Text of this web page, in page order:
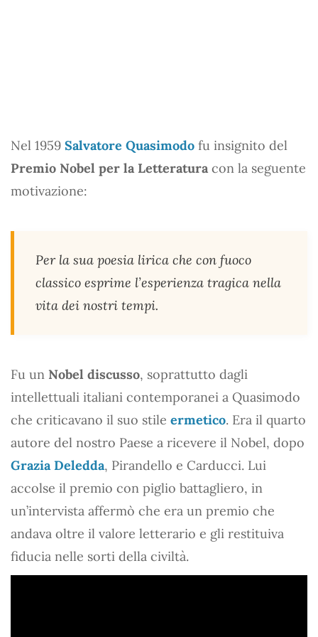
Nel 1959 Salvatore Quasimodo fu insignito del
Premio Nobel per la Letteratura con la seguente
motivazione:
Per la sua poesia lirica che con fuoco
classico esprime l’esperienza tragica nella
vita dei nostri tempi.
Fu un Nobel discusso, soprattutto dagli
intellettuali italiani contemporanei a Quasimodo
che criticavano il suo stile ermetico. Era il quarto
autore del nostro Paese a ricevere il Nobel, dopo
Grazia Deledda, Pirandello e Carducci. Lui
accolse il premio con piglio battagliero, in
un’intervista affermò che era un premio che
andava oltre il valore letterario e gli restituiva
fiducia nelle sorti della civiltà.